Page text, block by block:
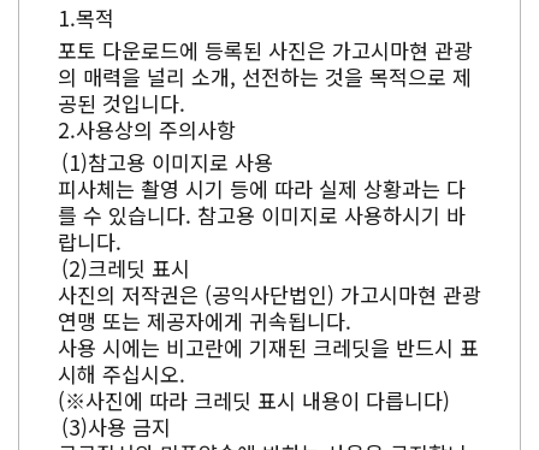
목적
포토 다운로드에 등록된 사진은 가고시마현 관광
의 매력을 널리 소개, 선전하는 것을 목적으로 제
공된 것입니다.
사용상의 주의사항
참고용 이미지로 사용
피사체는 촬영 시기 등에 따라 실제 상황과는 다
를 수 있습니다. 참고용 이미지로 사용하시기 바
랍니다.
크레딧 표시
사진의 저작권은 (공익사단법인) 가고시마현 관광
연맹 또는 제공자에게 귀속됩니다.
사용 시에는 비고란에 기재된 크레딧을 반드시 표
시해 주십시오.
(※사진에 따라 크레딧 표시 내용이 다릅니다)
사용 금지